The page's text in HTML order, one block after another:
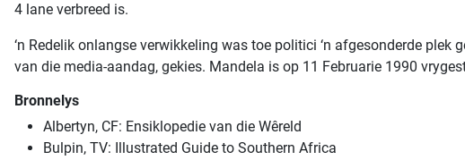
4 lane verbreed is.
‘n Redelik onlangse verwikkeling was toe politici ‘n afgesonderde
van die media-aandag, gekies. Mandela is op 11 Februarie 1990
Bronnelys
Albertyn, CF: Ensiklopedie van die Wêreld
Bulpin, TV: Illustrated Guide to Southern Africa